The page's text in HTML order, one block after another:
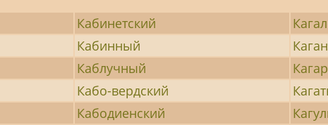
Кабинетский
Кабинный
Каблучный
Кабо-вердский
Кабодиенский